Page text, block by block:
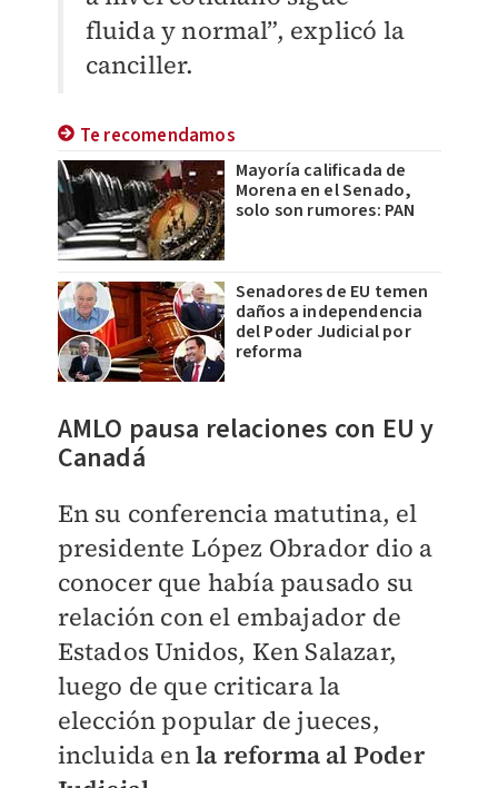
fluida y normal”, explicó la
canciller.
Te recomendamos
Mayoría calificada de
Morena en el Senado,
solo son rumores: PAN
Senadores de EU temen
daños a independencia
del Poder Judicial por
reforma
AMLO pausa relaciones con EU y
Canadá
En su conferencia matutina, el
presidente López Obrador dio a
conocer que había pausado su
relación con el embajador de
Estados Unidos, Ken Salazar,
luego de que criticara la
elección popular de jueces,
incluida enla reforma al Poder